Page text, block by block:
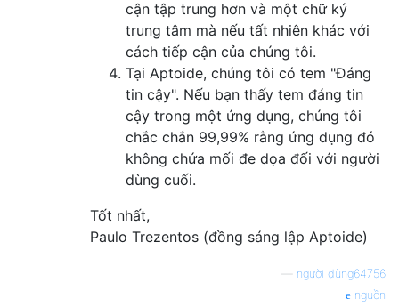
cận tập trung hơn và một chữ ký
trung tâm mà nếu tất nhiên khác với
cách tiếp cận của chúng tôi.
Tại Aptoide, chúng tôi có tem "Đáng
tin cậy". Nếu bạn thấy tem đáng tin
cậy trong một ứng dụng, chúng tôi
chắc chắn 99,99% rằng ứng dụng đó
không chứa mối đe dọa đối với người
dùng cuối.
Tốt nhất,
Paulo Trezentos (đồng sáng lập Aptoide)
người dùng64756
nguồn